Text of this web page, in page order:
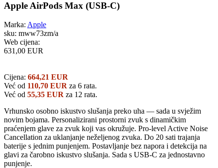
Apple AirPods Max (USB-C)
Marka: Apple
sku: mww73zm/a
Web cijena:
631,00 EUR
Cijena: 664,21 EUR
Već od 110,70 EUR za 6 rata.
Već od 55,35 EUR za 12 rata.
Vrhunsko osobno iskustvo slušanja preko uha — sada u svježim
novim bojama. Personalizirani prostorni zvuk s dinamičkim
praćenjem glave za zvuk koji vas okružuje. Pro-level Active Noise
Cancellation za uklanjanje neželjenog zvuka. Do 20 sati trajanja
baterije s jednim punjenjem. Postavljanje bez napora i detekcija na
glavi za čarobno iskustvo slušanja. Sada s USB-C za jednostavno
punjenje.